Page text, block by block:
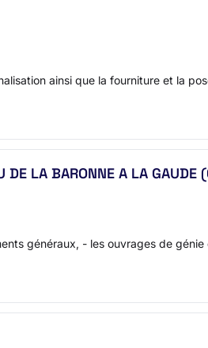
ainsi que la fourniture et la
DE LA BARONNE A LA GAUDE
généraux, - les ouvrages de